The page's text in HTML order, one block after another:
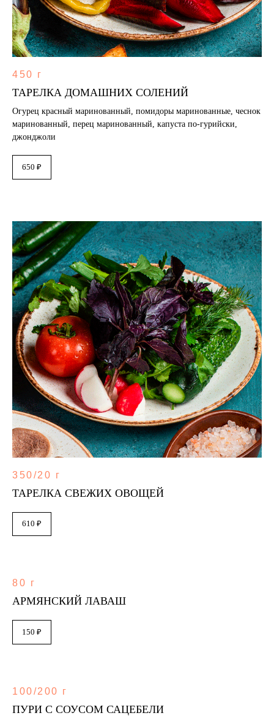
450 г
ТАРЕЛКА ДОМАШНИХ СОЛЕНИЙ
Огурец красный маринованный, помидоры маринованные, чеснок
маринованный, перец маринованный, капуста по-гурийски,
джонджоли
650 ₽
350/20 г
ТАРЕЛКА СВЕЖИХ ОВОЩЕЙ
610 ₽
80 г
АРМЯНСКИЙ ЛАВАШ
150 ₽
100/200 г
ПУРИ С СОУСОМ САЦЕБЕЛИ